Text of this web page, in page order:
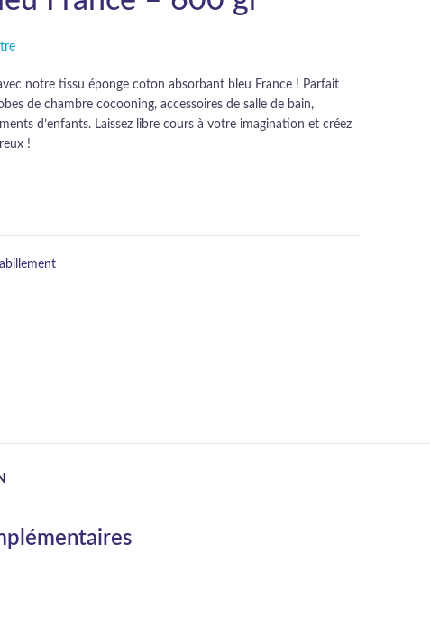
notre tissu éponge coton absorbant bleu France ! Parfait
de chambre cocooning, accessoires de salle de bain,
d’enfants. Laissez libre cours à votre imagination et créez
!